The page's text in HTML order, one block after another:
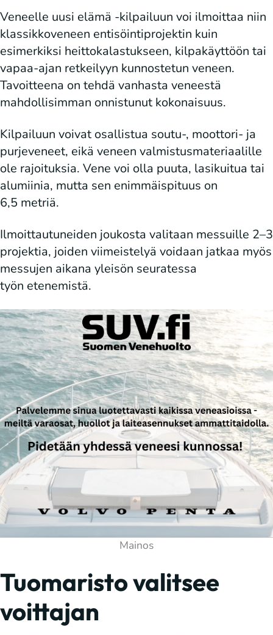
Veneelle uusi elämä -kilpailuun voi ilmoittaa niin
klassikkoveneen entisöintiprojektin kuin
esimerkiksi heittokalastukseen, kilpakäyttöön tai
vapaa-ajan retkeilyyn kunnostetun veneen.
Tavoitteena on tehdä vanhasta veneestä
mahdollisimman onnistunut kokonaisuus.
Kilpailuun voivat osallistua soutu-, moottori- ja
purjeveneet, eikä veneen valmistusmateriaalille
ole rajoituksia. Vene voi olla puuta, lasikuitua tai
alumiinia, mutta sen enimmäispituus on
6,5 metriä.
Ilmoittautuneiden joukosta valitaan messuille 2–3
projektia, joiden viimeistelyä voidaan jatkaa myös
messujen aikana yleisön seuratessa
työn etenemistä.
Tuomaristo valitsee
voittajan